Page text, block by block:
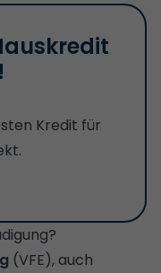
Kredit für
(VFE), auch